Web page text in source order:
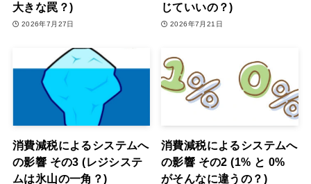
大きな罠？)
2026年7月27日
じていいの？)
2026年7月21日
消費減税によるシステムへ
の影響 その3 (レジシステ
ムは氷山の一角？)
消費減税によるシステムへ
の影響 その2 (1% と 0%
がそんなに違うの？)